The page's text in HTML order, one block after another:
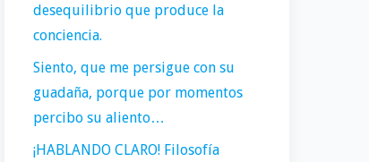
desequilibrio que produce la
conciencia.
Siento, que me persigue con su
guadaña, porque por momentos
percibo su aliento…
¡HABLANDO CLARO! Filosofía